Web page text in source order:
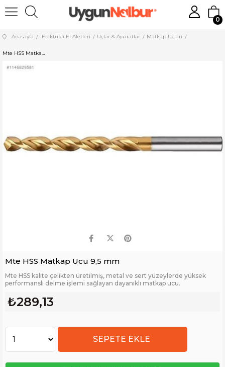
0
Anasayfa Elektrikli El Aletleri Uçlar & Aparatlar Matkap Uçları
Mte HSS Matkap Ucu 9,5 mm
Mte HSS Matkap Ucu 9,5 mm
Mte HSS kalite çelikten üretilmiş, metal ve sert yüzeylerde yüksek
performanslı delme işlemi sağlayan dayanıklı matkap ucu.
₺289,13